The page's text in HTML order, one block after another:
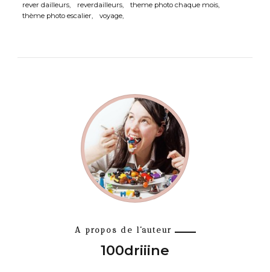
rever dailleurs
reverdailleurs
theme photo chaque mois
thème photo escalier
voyage
A propos de l'auteur
100driiine